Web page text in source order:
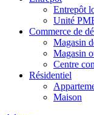
Entrepôt
Unité
Commerce de
Magasin
Magasin
Centre
Résidentiel
Maison